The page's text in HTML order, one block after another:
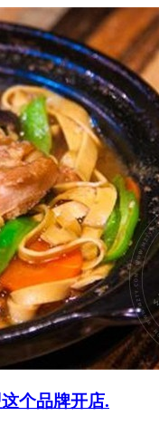
个品牌开店.